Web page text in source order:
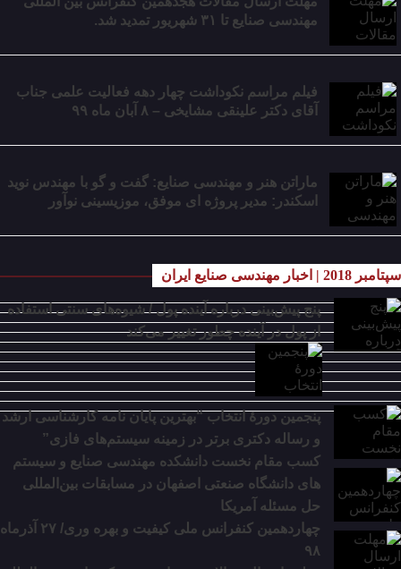
مهندسی صنایع تا ۳۱ شهریور تمدید شد.
فیلم مراسم نکوداشت چهار دهه فعالیت علمی جناب
آقای دکتر علینقی مشایخی – ۸ آبان ماه ۹۹
ماراتن هنر و مهندسی صنایع: گفت و گو با مهندس نوید
اسکندر: مدیر پروژه ای موفق، موزیسینی نوآور
سپتامبر 2018 | اخبار مهندسی صنایع ایران
پنج پیش‌بینی درباره آینده پول / شیوه‌های سنتی استفاده
از پول در آینده چطور تغییر می‌کند
پنجمین دورۀ انتخاب “بهترین پایان ­نامه کارشناسی­ ارشد
و رساله دکتری برتر در زمینه سیستم‌های فازی”
کسب مقام نخست دانشکده مهندسی صنایع و سیستم
های دانشگاه صنعتی اصفهان در مسابقات بین‌المللی
حل مسئله آمریکا
چهاردهمین کنفرانس ملی کیفیت و بهره وری/ ۲۷ آذرماه
۹۸